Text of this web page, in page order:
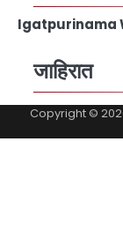
Igatpurinama
जाहिरात
Copyright ©